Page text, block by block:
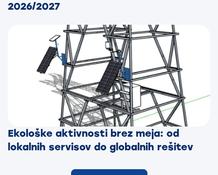
2026/2027
Ekološke aktivnosti brez meja: od
lokalnih servisov do globalnih rešitev